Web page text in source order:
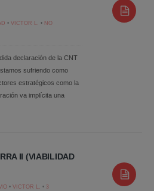
• VICTOR L. • NO
declaración de la CNT
sufriendo como
estratégicos como la
va implícita una
II (VIABILIDAD
• VICTOR L. • 3